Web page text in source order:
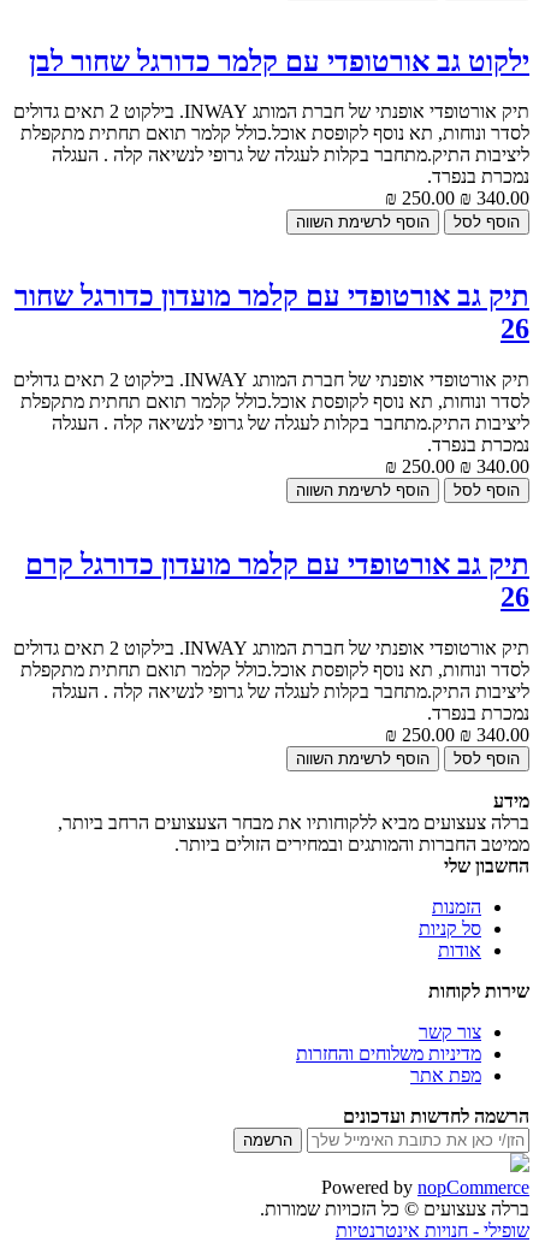
ילקוט גב אורטופדי עם קלמר כדורגל שחור לבן
תיק אורטופדי אופנתי של חברת המותג INWAY. בילקוט 2 תאים גדולים
לסדר ונוחות, תא נוסף לקופסת אוכל.כולל קלמר תואם תחתית מתקפלת
ליציבות התיק.מתחבר בקלות לעגלה של גרופי לנשיאה קלה . העגלה
נמכרת בנפרד.
340.00 ₪
250.00 ₪
תיק גב אורטופדי עם קלמר מועדון כדורגל שחור
26
תיק אורטופדי אופנתי של חברת המותג INWAY. בילקוט 2 תאים גדולים
לסדר ונוחות, תא נוסף לקופסת אוכל.כולל קלמר תואם תחתית מתקפלת
ליציבות התיק.מתחבר בקלות לעגלה של גרופי לנשיאה קלה . העגלה
נמכרת בנפרד.
340.00 ₪
250.00 ₪
תיק גב אורטופדי עם קלמר מועדון כדורגל קרם
26
תיק אורטופדי אופנתי של חברת המותג INWAY. בילקוט 2 תאים גדולים
לסדר ונוחות, תא נוסף לקופסת אוכל.כולל קלמר תואם תחתית מתקפלת
ליציבות התיק.מתחבר בקלות לעגלה של גרופי לנשיאה קלה . העגלה
נמכרת בנפרד.
340.00 ₪
250.00 ₪
מידע
ברלה צעצועים מביא ללקוחותיו את מבחר הצעצועים הרחב ביותר,
ממיטב החברות והמותגים ובמחירים הזולים ביותר.
החשבון שלי
הזמנות
סל קניות
אודות
שירות לקוחות
צור קשר
מדיניות משלוחים והחזרות
מפת אתר
הרשמה לחדשות ועדכונים
Powered by nopCommerce
ברלה צעצועים © כל הזכויות שמורות.
שופילי - חנויות אינטרנטיות